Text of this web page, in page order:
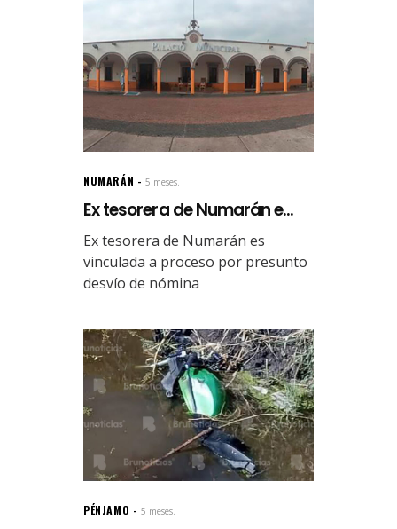
NUMARÁN 5 meses.
Ex tesorera de Numarán e...
Ex tesorera de Numarán es
vinculada a proceso por presunto
desvío de nómina
PÉNJAMO 5 meses.